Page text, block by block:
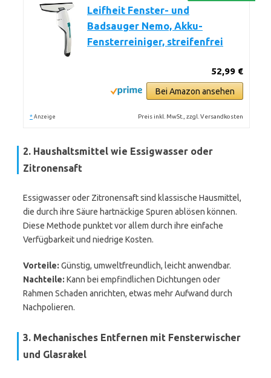
Leifheit Fenster- und
Badsauger Nemo, Akku-
Fensterreiniger, streifenfrei
52,99 €
Bei Amazon ansehen
* Anzeige Preis inkl. MwSt., zzgl. Versandkosten
2. Haushaltsmittel wie Essigwasser oder
Zitronensaft
Essigwasser oder Zitronensaft sind klassische Hausmittel,
die durch ihre Säure hartnäckige Spuren ablösen können.
Diese Methode punktet vor allem durch ihre einfache
Verfügbarkeit und niedrige Kosten.
Vorteile: Günstig, umweltfreundlich, leicht anwendbar.
Nachteile: Kann bei empfindlichen Dichtungen oder
Rahmen Schaden anrichten, etwas mehr Aufwand durch
Nachpolieren.
3. Mechanisches Entfernen mit Fensterwischer
und Glasrakel